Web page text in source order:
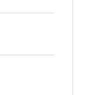
seyretmeye
Bey de
hareketleri
Jimnastik